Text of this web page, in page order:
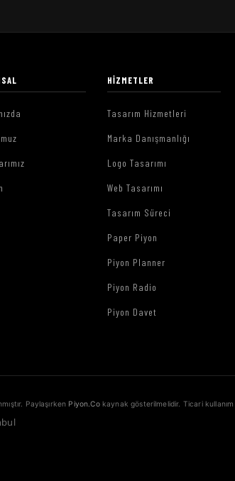
HIZMETLER
Tasarım Hizmetleri
Marka Danışmanlığı
Logo Tasarımı
Web Tasarımı
Tasarım Süreci
Paper Piyon
Piyon Planner
Piyon Radio
Piyon Davet
Paylaşırken Piyon.Cokaynak gösterilmelidir. Ticari kullanım